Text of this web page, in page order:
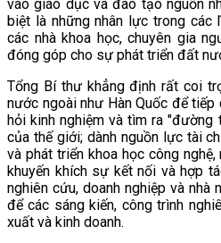
vào giáo dục và đào tạo nguồn
biệt là những nhân lực trong các
các nhà khoa học, chuyên gia
đóng góp cho sự phát triển đất
Tổng Bí thư khẳng định rất coi
nước ngoài như Hàn Quốc để
hỏi kinh nghiệm và tìm ra
của thế giới; dành nguồn lực tài
và phát triển khoa học công
khuyến khích sự kết nối và hợp
nghiên cứu, doanh nghiệp và nhà
để các sáng kiến, công trình
xuất và kinh doanh.